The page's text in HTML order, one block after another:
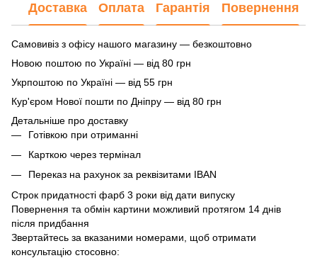
Доставка Оплата Гарантія Повернення
Самовивіз з офісу нашого магазину — безкоштовно
Новою поштою по Україні — від 80 грн
Укрпоштою по Україні — від 55 грн
Кур'єром Нової пошти по Дніпру — від 80 грн
Детальніше про доставку
Готівкою при отриманні
Карткою через термінал
Переказ на рахунок за реквізитами IBAN
Строк придатності фарб 3 роки від дати випуску
Повернення та обмін картини можливий протягом 14 днів
після придбання
Звертайтесь за вказаними номерами, щоб отримати
консультацію стосовно: